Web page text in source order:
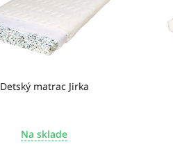
Detský matrac Jirka
Na sklade